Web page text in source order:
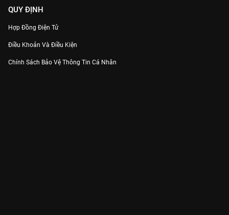
QUY ĐỊNH
Hợp Đồng Điện Tử
Điều Khoản Và Điều Kiện
Chính Sách Bảo Vệ Thông Tin Cá Nhân